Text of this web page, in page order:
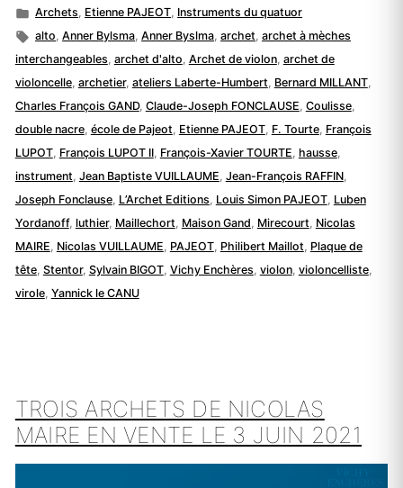
par
Publié
dans
Archets, Etienne PAJEOT, Instruments du quatuor
Étiquettes :
alto,Anner Bylsma,Anner Byslma,archet,archet à mèches
interchangeables, archet d'alto, Archet de violon, archet de
violoncelle, archetier, ateliers Laberte-Humbert, Bernard MILLANT,
Charles François GAND, Claude-Joseph FONCLAUSE, Coulisse,
double nacre, école de Pajeot, Etienne PAJEOT, F. Tourte, François
LUPOT, François LUPOT II, François-Xavier TOURTE, hausse,
instrument, Jean Baptiste VUILLAUME, Jean-François RAFFIN,
Joseph Fonclause, L’Archet Editions, Louis Simon PAJEOT, Luben
Yordanoff, luthier, Maillechort, Maison Gand, Mirecourt, Nicolas
MAIRE, Nicolas VUILLAUME, PAJEOT, Philibert Maillot, Plaque de
tête, Stentor, Sylvain BIGOT, Vichy Enchères, violon, violoncelliste,
virole, Yannick le CANU
TROIS ARCHETS DE NICOLAS
MAIRE EN VENTE LE 3 JUIN 2021